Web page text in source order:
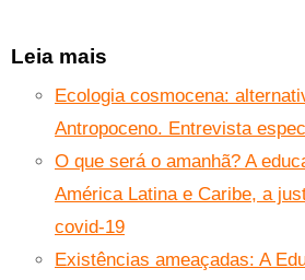
Leia mais
Ecologia cosmocena:
Antropoceno. Entrevista
O que será o amanhã? A
América Latina e Caribe, a
covid-19
Existências ameaçadas: A